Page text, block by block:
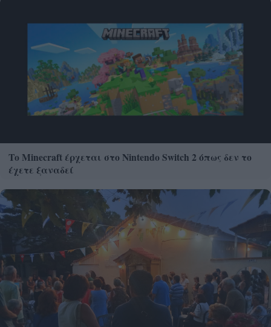
Το Minecraft έρχεται στο Nintendo Switch 2 όπως δεν το
έχετε ξαναδεί